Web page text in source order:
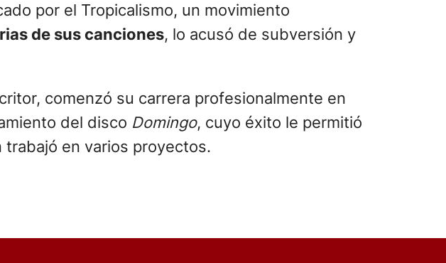
por el Tropicalismo, un movimiento
de sus canciones, lo acusó de subversión y
comenzó su carrera profesionalmente en
del disco Domingo, cuyo éxito le permitió
en varios proyectos.